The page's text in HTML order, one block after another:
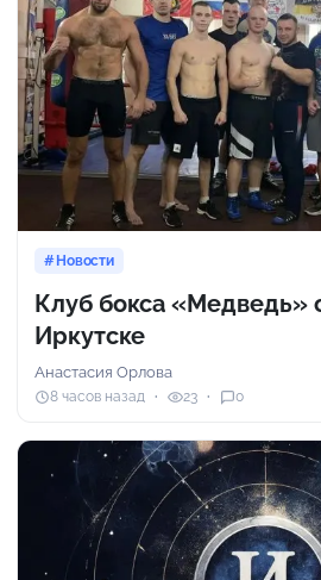
Новости
Клуб бокса «Медведь»
Иркутске
Анастасия Орлова
8 часов назад 23 0